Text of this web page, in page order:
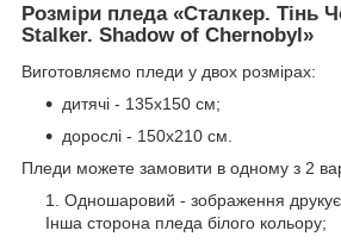
Розміри пледа «Сталкер. Тінь
Stalker. Shadow of Chernobyl»
Виготовляємо пледи у двох розмірах:
дитячі - 135х150 см;
дорослі - 150х210 см.
Пледи можете замовити в одному з 2
Одношаровий - зображення
Інша сторона пледа білого кольору;